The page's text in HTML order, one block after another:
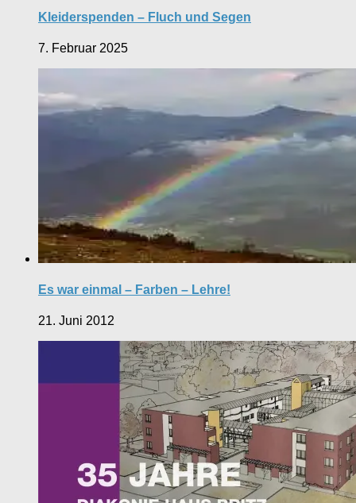
Kleiderspenden – Fluch und Segen
7. Februar 2025
Es war einmal – Farben – Lehre!
21. Juni 2012